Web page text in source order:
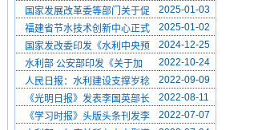
国家发展改革委等部门关于促
2025-01-03
福建省节水技术创新中心正式
2025-01-02
国家发改委印发《水利中央预
2024-12-25
水利部 公安部印发《关于加
2022-10-24
人民日报：水利建设支撑岁稔
2022-09-09
《光明日报》发表李国英部长
2022-08-11
《学习时报》头版头条刊发李
2022-07-07